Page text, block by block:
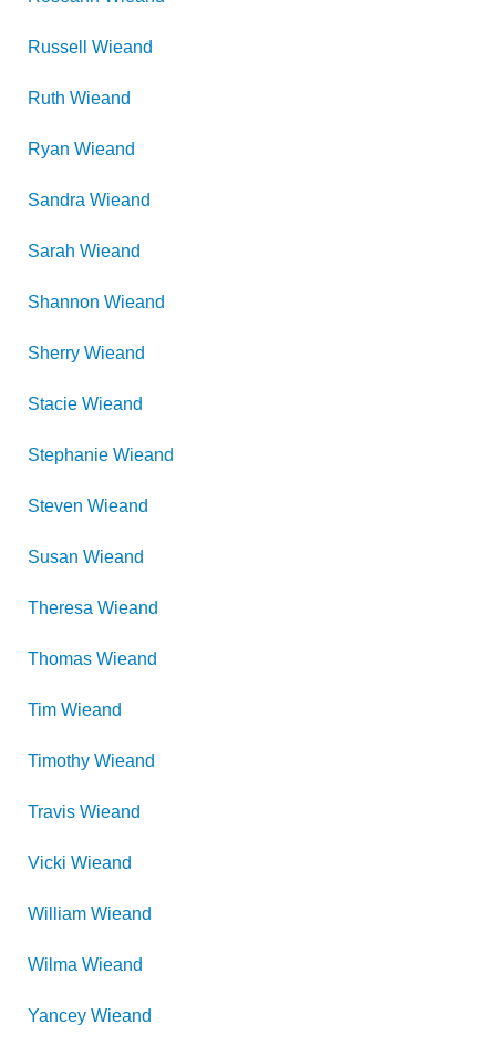
Russell Wieand
Ruth Wieand
Ryan Wieand
Sandra Wieand
Sarah Wieand
Shannon Wieand
Sherry Wieand
Stacie Wieand
Stephanie Wieand
Steven Wieand
Susan Wieand
Theresa Wieand
Thomas Wieand
Tim Wieand
Timothy Wieand
Travis Wieand
Vicki Wieand
William Wieand
Wilma Wieand
Yancey Wieand